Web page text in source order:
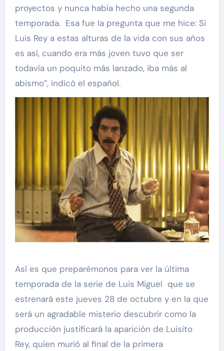
proyectos y nunca había hecho una segunda
temporada. Esa fue la pregunta que me hice: Si
Luis Rey a estas alturas de la vida con sus años
es así, cuando era más joven tuvo que ser
todavía un poquito más lanzado, iba más al
abismo”, indicó el español.
Así es que preparémonos para ver la última
temporada de la serie de Luis Miguel que se
estrenará este jueves 28 de octubre y en la que
será un agradable misterio descubrir como la
producción justificará la aparición de Luisito
Rey, quien murió al final de la primera